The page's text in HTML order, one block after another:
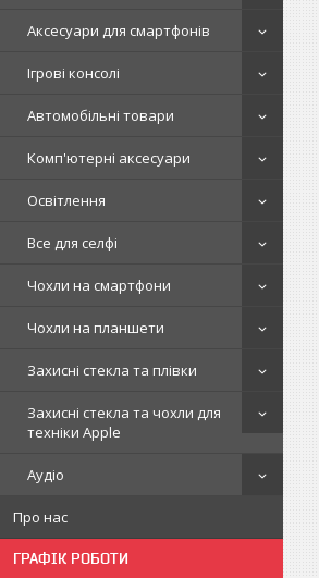
Аксесуари для смартфонів
Ігрові консолі
Автомобільні товари
Комп'ютерні аксесуари
Освітлення
Все для селфі
Чохли на смартфони
Чохли на планшети
Захисні стекла та плівки
Захисні стекла та чохли для
техніки Apple
Аудіо
Про нас
ГРАФІК РОБОТИ